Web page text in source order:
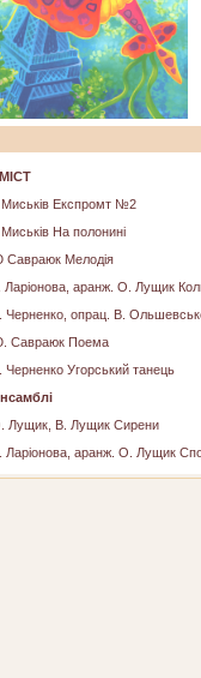
Миськів Експромт №2
Миськів На полонині
Савраюк Мелодія
Ларіонова, аранж. О. Лущик
Черненко, опрац. В.
Савраюк Поема
Черненко Угорський танець
Лущик, В. Лущик Сирени
Ларіонова, аранж. О. Лущик